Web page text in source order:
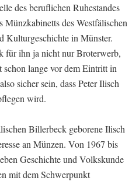
des beruflichen Ruhestandes
Münzkabinetts des Westfälischen
Kulturgeschichte in Münster.
für ihn ja nicht nur Broterwerb,
lange vor dem Eintritt in
sicher sein, dass Peter Ilisch
wird.
Billerbeck geborene Ilisch
an Münzen. Von 1967 bis
Geschichte und Volkskunde
mit dem Schwerpunkt